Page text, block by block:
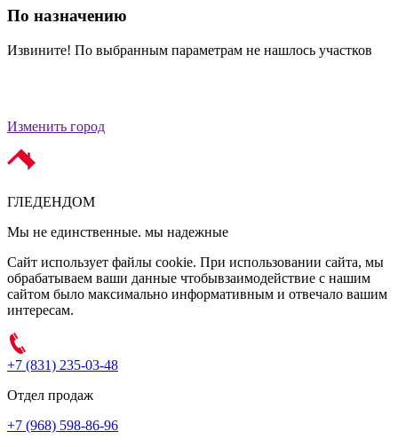
По назначению
Извините! По выбранным параметрам не нашлось участков
Изменить город
ГЛЕДЕНДОМ
Мы не единственные. мы надежные
Сайт использует файлы cookie. При использовании сайта, мы
обрабатываем ваши данные чтобывзаимодействие с нашим
сайтом было максимально информативным и отвечало вашим
интересам.
+7 (831) 235-03-48
Отдел продаж
+7 (968) 598-86-96